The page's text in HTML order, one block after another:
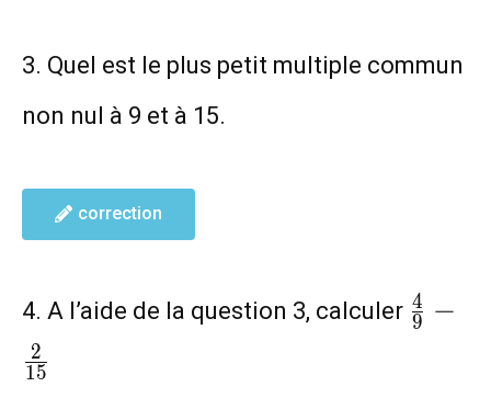
3. Quel est le plus petit multiple commun
non nul à 9 et à 15.
correction
4. A l’aide de la question 3, calculer
{9}-
9
4 −
15
2